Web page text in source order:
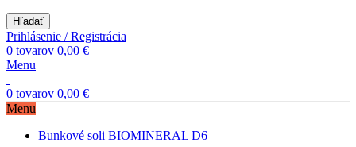
Hľadať
Prihlásenie / Registrácia
0 tovarov 0,00 €
Menu
0 tovarov 0,00 €
Menu
Bunkové soli BIOMINERAL D6